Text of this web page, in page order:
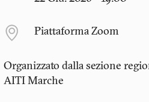
Piattaforma Zoom
Organizzato dalla sezione
AITI Marche